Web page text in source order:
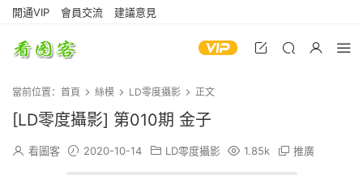
開通VIP 會員交流 建議意見
當前位置： 首頁 絲模 LD零度攝影 正文
[LD零度攝影] 第010期 金子
看圖客 2020-10-14 LD零度攝影 1.85k 推廣